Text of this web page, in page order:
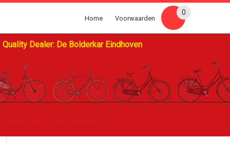
Quality Dealer: De Bolderkar Eindhoven
Home Voorwaarden
0